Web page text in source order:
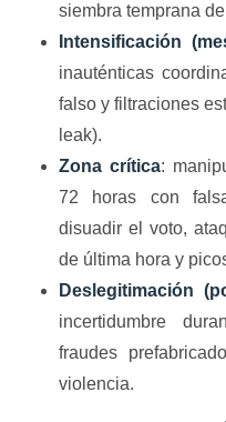
siembra temprana
Intensificación
inauténticas
falso y filtraciones
leak).
Zona crítica:
72 horas con
disuadir el voto,
de última hora y
Deslegitimación
incertidumbre
fraudes
violencia.